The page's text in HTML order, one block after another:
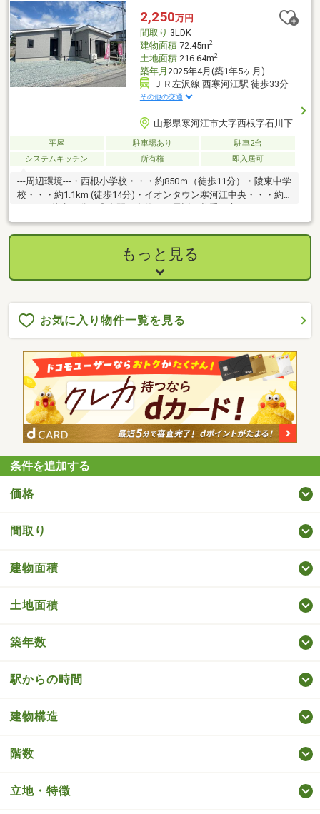
2,250万円
間取り 3LDK
建物面積72.45m2
土地面積216.64m2
築年月 2025年4月(築1年5ヶ月)
ＪＲ左沢線 西寒河江駅 徒歩33分
その他の交通
山形県寒河江市大字西根字石川下
平屋 駐車場あり
駐車2台
システムキッチン
所有権 即入居可
---周辺環境---・西根小学校・・・約850ｍ（徒歩11分）・陵東中学
校・・・約1.1km (徒歩14分)・イオンタウン寒河江中央・・・約
750ｍ（徒歩10分）◎夜間・定休日、電話が苦手な方もメールで
お気軽に♪◆資金計画について相談したい◆現地を見たいので住
所だけ聞きたい◆資料だけ欲しい◆いまから見たいなどいつでも
お問い合わせ下さい♪お問い合わせは株式会社住まいるーむ情報館
もっと見る
お気に入り物件一覧を見る
条件を追加する
価格
間取り
建物面積
土地面積
築年数
駅からの時間
建物構造
階数
立地・特徴